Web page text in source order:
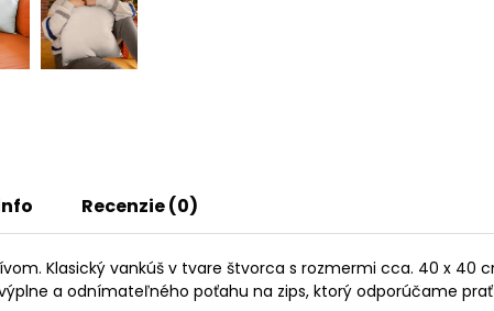
Recenzie (0)
Klasický vankúš v tvare štvorca s rozmermi cca. 40 x 40
a odnímateľného poťahu na zips, ktorý odporúčame